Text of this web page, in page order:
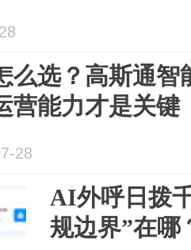
么选？高斯通智
营能力才是关键
28
AI外呼日拨
规边界”在哪